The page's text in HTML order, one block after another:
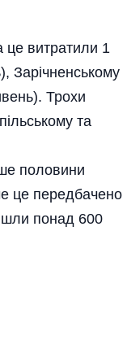
це витратили 1
Зарічненському
Трохи
та
половини
це передбачено
понад 600